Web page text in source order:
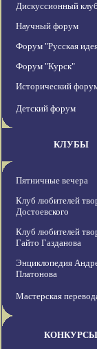
Дискуссионный клуб
Научный форум
Форум "Русская
Форум "Курск"
Исторический
Детский форум
КЛУБЫ
Пятничные вечера
Клуб любителей
Достоевского
Клуб любителей
Гайто Газданова
Энциклопедия
Платонова
Мастерская
КОНКУРСЫ